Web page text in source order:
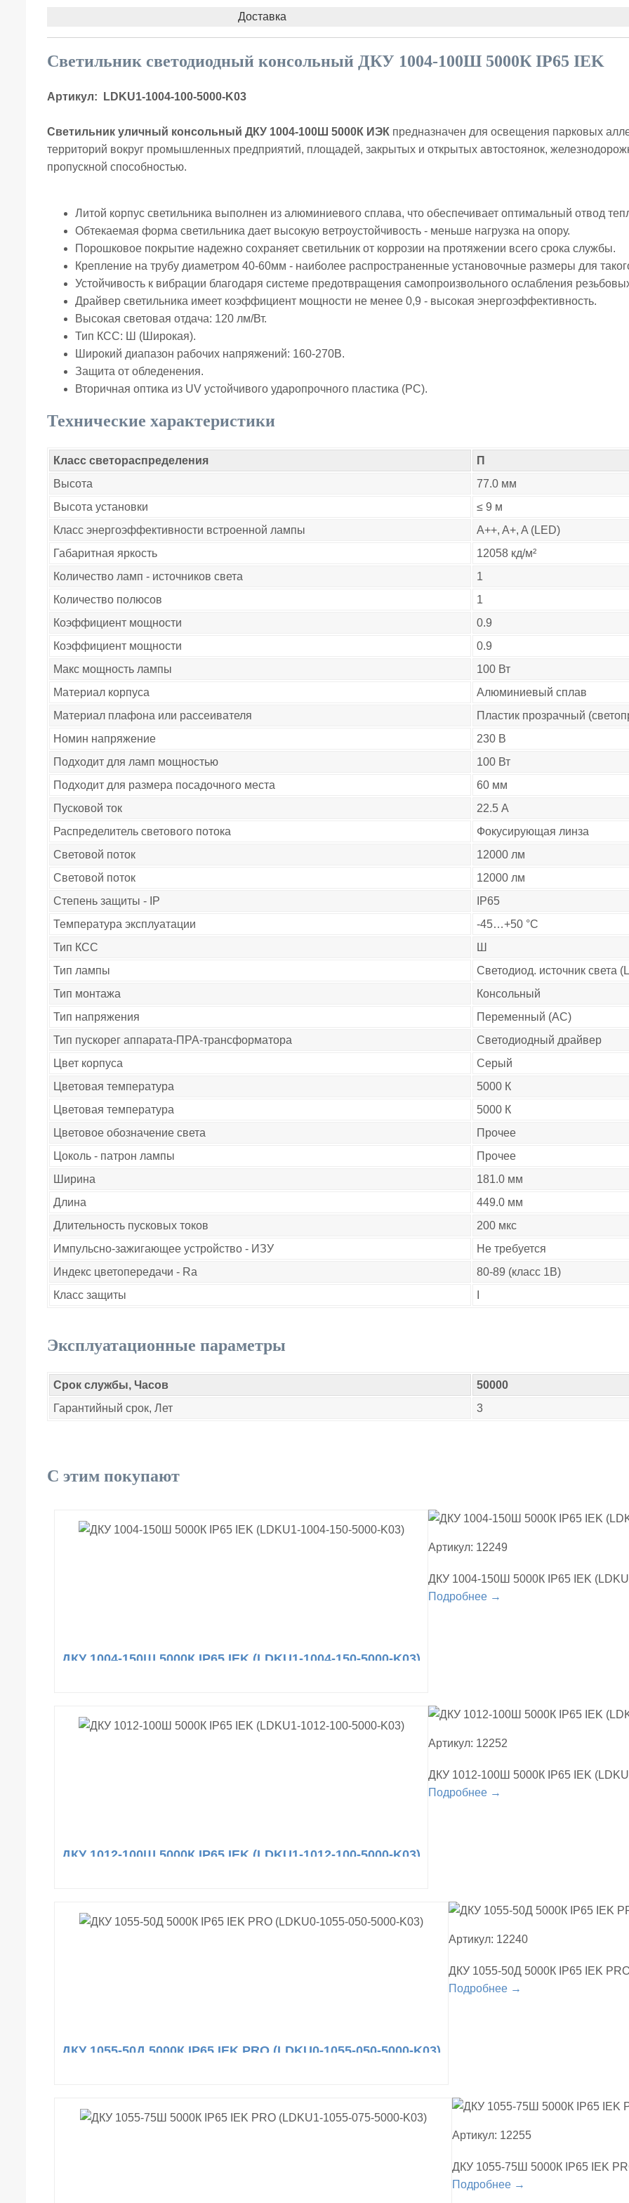
Доставка
Светильник светодиодный консольный ДКУ 1004-100Ш 5000К IP65 IEK
Артикул: LDKU1-1004-100-5000-K03
Светильник уличный консольный ДКУ 1004-100Ш 5000К ИЭК предназначен для освещения парковых
территорий вокруг промышленных предприятий, площадей, закрытых и открытых автостоянок,
пропускной способностью.
Литой корпус светильника выполнен из алюминиевого сплава, что обеспечивает оптимальный отвод
Обтекаемая форма светильника дает высокую ветроустойчивость - меньше нагрузка на опору.
Порошковое покрытие надежно сохраняет светильник от коррозии на протяжении всего срока службы.
Крепление на трубу диаметром 40-60мм - наиболее распространенные установочные размеры для
Устойчивость к вибрации благодаря системе предотвращения самопроизвольного ослабления
Драйвер светильника имеет коэффициент мощности не менее 0,9 - высокая энергоэффективность.
Высокая световая отдача: 120 лм/Вт.
Тип КСС: Ш (Широкая).
Широкий диапазон рабочих напряжений: 160-270В.
Защита от обледенения.
Вторичная оптика из UV устойчивого ударопрочного пластика (РС).
Технические характеристики
Класс светораспределения
П
Высота
77.0 мм
Высота установки
≤ 9 м
Класс энергоэффективности встроенной лампы
A++, A+, A (LED)
Габаритная яркость
12058 кд/м²
Количество ламп - источников света
1
Количество полюсов
1
Коэффициент мощности
0.9
Коэффициент мощности
0.9
Макс мощность лампы
100 Вт
Материал корпуса
Алюминиевый сплав
Материал плафона или рассеивателя
Пластик прозрачный
Номин напряжение
230 В
Подходит для ламп мощностью
100 Вт
Подходит для размера посадочного места
60 мм
Пусковой ток
22.5 А
Распределитель светового потока
Фокусирующая линза
Световой поток
12000 лм
Световой поток
12000 лм
Степень защиты - IP
IP65
Температура эксплуатации
-45…+50 °C
Тип КСС
Ш
Тип лампы
Светодиод. источник света
Тип монтажа
Консольный
Тип напряжения
Переменный (AC)
Тип пускорег аппарата-ПРА-трансформатора
Светодиодный драйвер
Цвет корпуса
Серый
Цветовая температура
5000 К
Цветовая температура
5000 К
Цветовое обозначение света
Прочее
Цоколь - патрон лампы
Прочее
Ширина
181.0 мм
Длина
449.0 мм
Длительность пусковых токов
200 мкс
Импульсно-зажигающее устройство - ИЗУ
Не требуется
Индекс цветопередачи - Ra
80-89 (класс 1B)
Класс защиты
Эксплуатационные параметры
Срок службы, Часов
50000
Гарантийный срок, Лет
3
С этим покупают
ДКУ 1004-150Ш 5000К IP65 IEK (LDKU1-1004-150-5000-K03)
Артикул: 12249
ДКУ 1004-150Ш 5000К IP65 IEK
Подробнее →
ДКУ 1012-100Ш 5000К IP65 IEK (LDKU1-1012-100-5000-K03)
Артикул: 12252
ДКУ 1012-100Ш 5000К IP65 IEK
Подробнее →
ДКУ 1055-50Д 5000К IP65 IEK PRO (LDKU0-1055-050-5000-K03)
Артикул: 12240
ДКУ 1055-50Д 5000К IP65 IEK
Подробнее →
Артикул: 12255
ДКУ 1055-75Ш 5000К IP65 IEK
Подробнее →